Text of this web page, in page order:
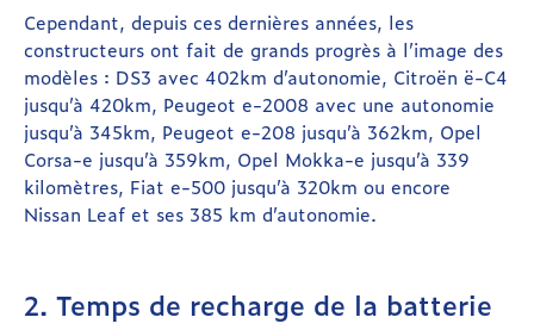
Cependant, depuis ces dernières années, les
constructeurs ont fait de grands progrès à l’image des
modèles : DS3 avec 402km d’autonomie, Citroën ë-C4
jusqu’à 420km, Peugeot e-2008 avec une autonomie
jusqu’à 345km, Peugeot e-208 jusqu’à 362km, Opel
Corsa-e jusqu’à 359km, Opel Mokka-e jusqu’à 339
kilomètres, Fiat e-500 jusqu’à 320km ou encore
Nissan Leaf et ses 385 km d’autonomie.
2. Temps de recharge de la batterie